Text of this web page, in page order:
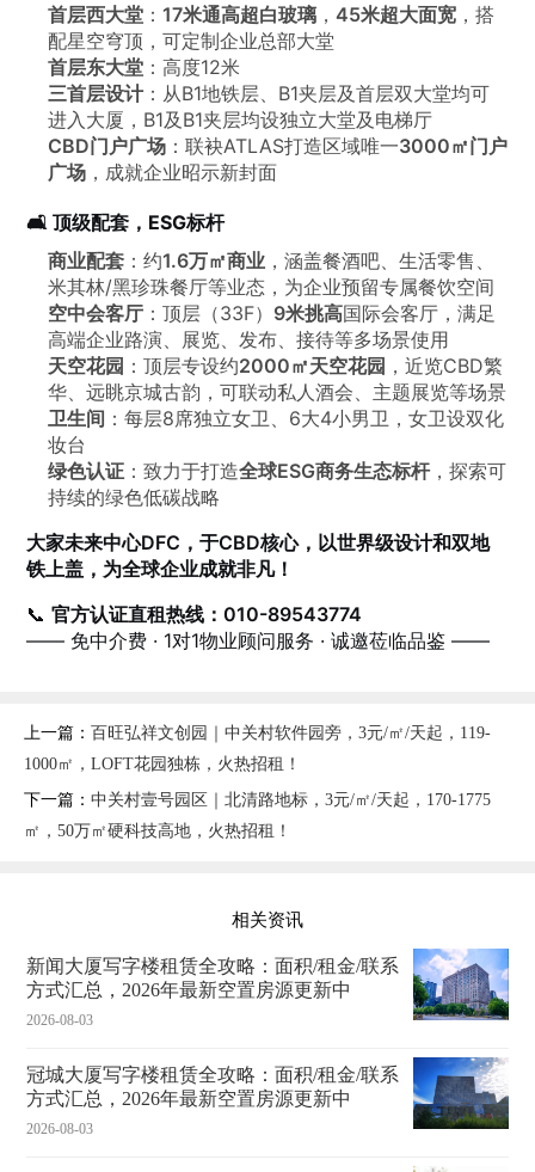
首层西大堂 ：17米通高超白玻璃 ，45米超大面宽 ，搭
配星空穹顶，可定制企业总部大堂
首层东大堂 ：高度12米
三首层设计：从B1地铁层、B1夹层及首层双大堂均可
进入大厦，B1及B1夹层均设独立大堂及电梯厅
CBD门户广场 ：联袂ATLAS打造区域唯一3000㎡门户
广场 ，成就企业昭示新封面
🛋️ 顶级配套，ESG标杆
商业配套 ：约1.6万㎡商业 ，涵盖餐酒吧、生活零售、
米其林/黑珍珠餐厅等业态，为企业预留专属餐饮空间
空中会客厅 ：顶层（33F） 9米挑高国际会客厅，满足
高端企业路演、展览、发布、接待等多场景使用
天空花园 ：顶层专设约2000㎡天空花园 ，近览CBD繁
华、远眺京城古韵，可联动私人酒会、主题展览等场景
卫生间 ：每层8席独立女卫、6大4小男卫，女卫设双化
妆台
绿色认证 ：致力于打造全球ESG商务生态标杆，探索可
持续的绿色低碳战略
大家未来中心DFC，于CBD核心，以世界级设计和双地
铁上盖，为全球企业成就非凡！
📞官方认证直租热线：010-89543774
—— 免中介费 · 1对1物业顾问服务 · 诚邀莅临品鉴 ——
上一篇： 百旺弘祥文创园｜中关村软件园旁，3元/㎡/天起，119-
1000㎡，LOFT花园独栋，火热招租！
下一篇： 中关村壹号园区｜北清路地标，3元/㎡/天起，170-1775
㎡，50万㎡硬科技高地，火热招租！
相关资讯
新闻大厦写字楼租赁全攻略：面积/租金/联系
方式汇总，2026年最新空置房源更新中
2026-08-03
冠城大厦写字楼租赁全攻略：面积/租金/联系
方式汇总，2026年最新空置房源更新中
2026-08-03